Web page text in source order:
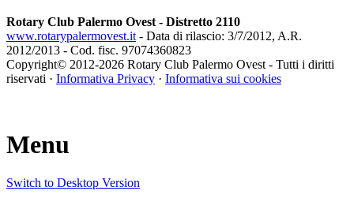
Rotary Club Palermo Ovest - Distretto 2110
www.rotarypalermovest.it - Data di rilascio: 3/7/2012, A.R.
2012/2013 - Cod. fisc. 97074360823
Copyright© 2012-2026 Rotary Club Palermo Ovest - Tutti i diritti
riservati · Informativa Privacy · Informativa sui cookies
Menu
Switch to Desktop Version